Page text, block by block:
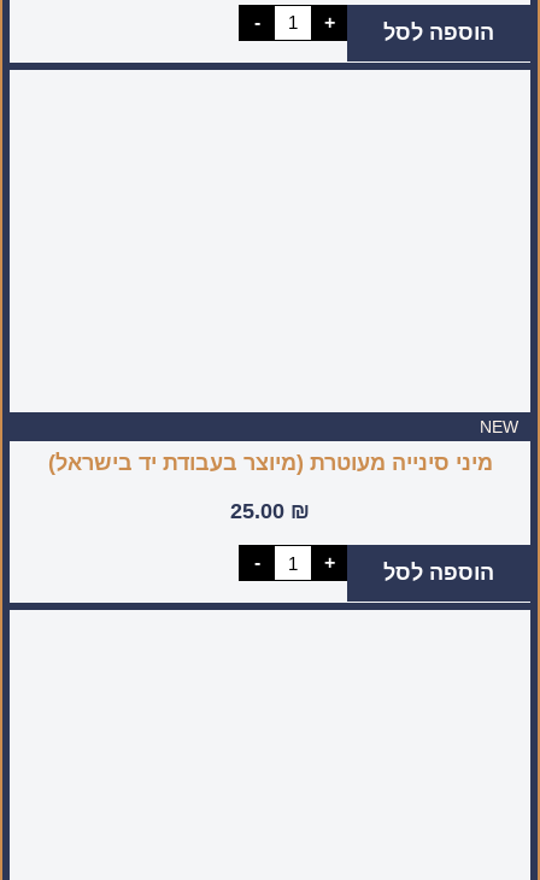
-
כמות
של
שף
+ הוספה לסל
NEW
מיני סינייה מעוטרת (מיוצר בעבודת יד בישראל)
25.00 ₪
-
כמות
של
סינייה
+ הוספה לסל